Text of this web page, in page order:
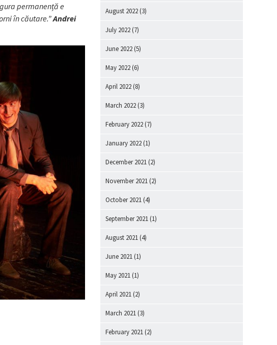
permanență e
în căutare.”Andrei
August 2022 (3)
July 2022 (7)
June 2022 (5)
May 2022 (6)
April 2022 (8)
March 2022 (3)
February 2022 (7)
January 2022 (1)
December 2021 (2)
November 2021 (2)
October 2021 (4)
September 2021 (1)
August 2021 (4)
June 2021 (1)
May 2021 (1)
April 2021 (2)
March 2021 (3)
February 2021 (2)